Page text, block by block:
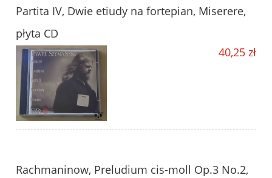
Partita IV, Dwie etiudy na fortepian, Miserere,
płyta CD
40,25 zł
Rachmaninow, Preludium cis-moll Op.3 No.2,